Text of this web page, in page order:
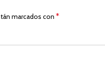
marcados con *